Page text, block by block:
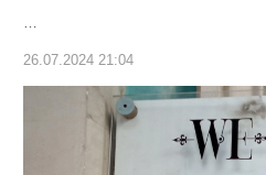
…
26.07.2024 21:04